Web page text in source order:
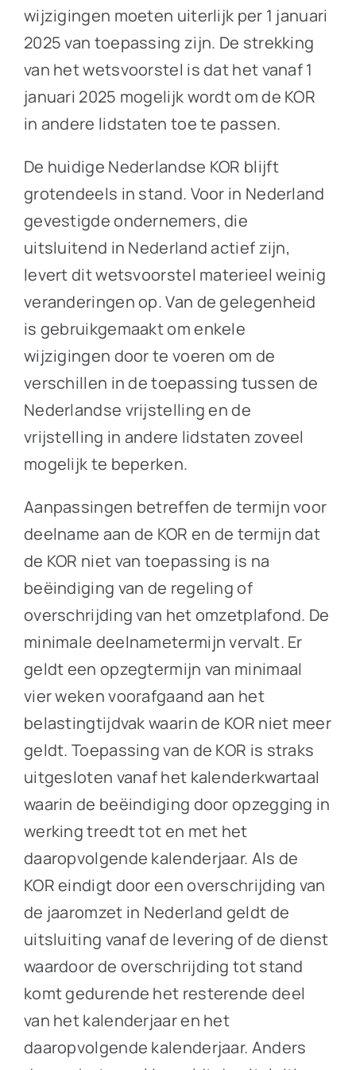
wijzigingen moeten uiterlijk per 1 januari
2025 van toepassing zijn. De strekking
van het wetsvoorstel is dat het vanaf 1
januari 2025 mogelijk wordt om de KOR
in andere lidstaten toe te passen.
De huidige Nederlandse KOR blijft
grotendeels in stand. Voor in Nederland
gevestigde ondernemers, die
uitsluitend in Nederland actief zijn,
levert dit wetsvoorstel materieel weinig
veranderingen op. Van de gelegenheid
is gebruikgemaakt om enkele
wijzigingen door te voeren om de
verschillen in de toepassing tussen de
Nederlandse vrijstelling en de
vrijstelling in andere lidstaten zoveel
mogelijk te beperken.
Aanpassingen betreffen de termijn voor
deelname aan de KOR en de termijn dat
de KOR niet van toepassing is na
beëindiging van de regeling of
overschrijding van het omzetplafond. De
minimale deelnametermijn vervalt. Er
geldt een opzegtermijn van minimaal
vier weken voorafgaand aan het
belastingtijdvak waarin de KOR niet meer
geldt. Toepassing van de KOR is straks
uitgesloten vanaf het kalenderkwartaal
waarin de beëindiging door opzegging in
werking treedt tot en met het
daaropvolgende kalenderjaar. Als de
KOR eindigt door een overschrijding van
de jaaromzet in Nederland geldt de
uitsluiting vanaf de levering of de dienst
waardoor de overschrijding tot stand
komt gedurende het resterende deel
van het kalenderjaar en het
daaropvolgende kalenderjaar. Anders